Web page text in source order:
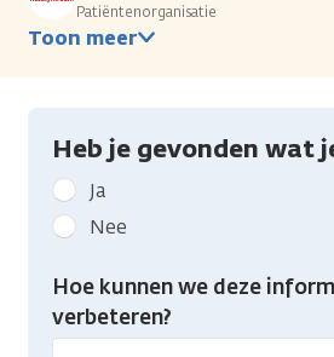
Patiëntenorganisatie
Toon meer
Heb je gevonden wat
Geef
kanker.nl
feedback:
Heb
gevonden
Ja
Nee
Hoe kunnen we deze
verbeteren?